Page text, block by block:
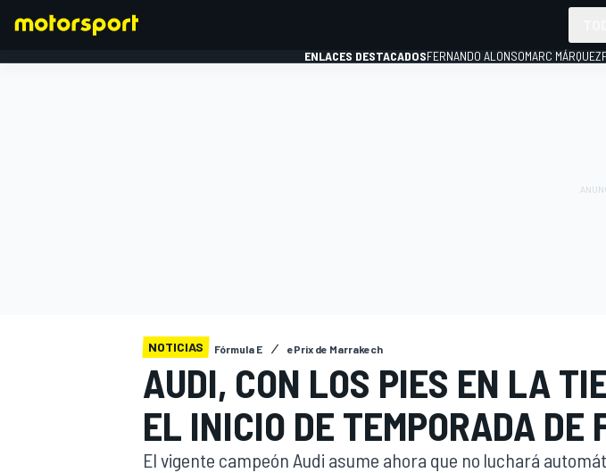
ENLACES DESTACADOSFERNANDO ALONSOMARC MÁRQUEZ
NOTICIAS Fórmula E ePrix de Marrakech
AUDI, CON LOS PIES EN LA
EL INICIO DE TEMPORADA DE
El vigente campeón Audi asume ahora que no luchará